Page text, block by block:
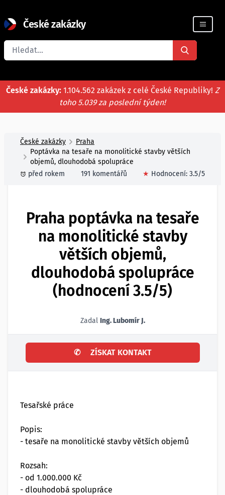
České zakázky
Registrace firmy
České zakázky: 1.104.562 zakázek z celé České Republiky! Z
toho 5.039 za poslední týden!
České zakázky
Praha
Poptávka na tesaře na monolitické stavby větších
objemů, dlouhodobá spolupráce
před rokem
191 komentářů ★ Hodnocení: 3.5/5
Praha poptávka na tesaře
na monolitické stavby
větších objemů,
dlouhodobá spolupráce
(hodnocení 3.5/5)
Zadal Ing. Lubomír J.
✆ ZÍSKAT KONTAKT
Tesařské práce
Popis:
- tesaře na monolitické stavby větších objemů
Rozsah:
- od 1.000.000 Kč
- dlouhodobá spolupráce